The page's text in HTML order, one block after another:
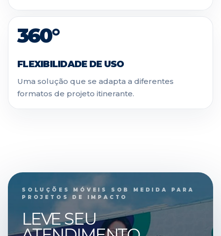
360°
FLEXIBILIDADE DE USO
Uma solução que se adapta a diferentes
formatos de projeto itinerante.
SOLUÇÕES MÓVEIS SOB MEDIDA PARA
PROJETOS DE IMPACTO
LEVE SEU